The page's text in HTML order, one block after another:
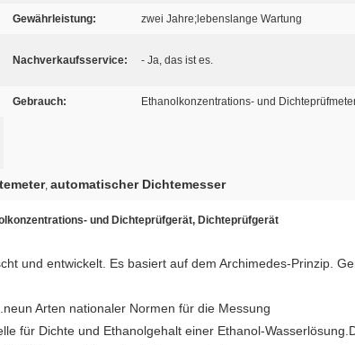
Gewährleistung: zwei Jahre;lebenslange Wartung
Nachverkaufsservice: - Ja, das ist es.
Gebrauch: Ethanolkonzentrations- und
, automatischer Dichtemesser
und Dichteprüfgerät, Dichteprüfgerät
und entwickelt. Es basiert auf dem Archimedes-Prinzip.
Arten nationaler Normen für die Messung
für Dichte und Ethanolgehalt einer Ethanol-